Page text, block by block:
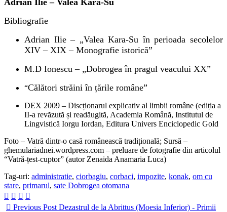
Adrian Ilie – Valea Kara-Su
Bibliografie
Adrian Ilie – „Valea Kara-Su în perioada secolelor
XIV – XIX – Monografie istorică”
M.D Ionescu – „Dobrogea în pragul veacului XX”
“Călători străini în țările române”
DEX 2009 – Discționarul explicativ al limbii române (ediția a
II-a revăzută și readăugită, Academia Română, Institutul de
Lingvistică Iorgu Iordan, Editura Univers Enciclopedic Gold
Foto – Vatră dintr-o casă românească tradițională; Sursă –
ghemulariadnei.wordpress.com – preluare de fotografie din articolul
“Vatră-țest-cuptor” (autor Zenaida Anamaria Luca)
Tag-uri: administratie, ciorbagiu, corbaci, impozite, konak, om cu
stare, primarul, sate Dobrogea otomana
Previous Post Dezastrul de la Abrittus (Moesia Inferior) - Primii